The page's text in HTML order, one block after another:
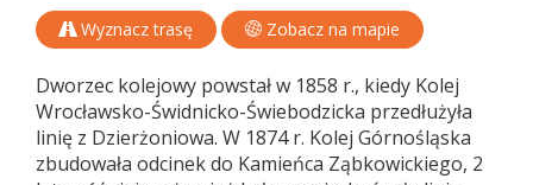
Wyznacz trasę Zobacz na mapie
Dworzec kolejowy powstał w 1858 r., kiedy Kolej
Wrocławsko-Świdnicko-Świebodzicka przedłużyła
linię z Dzierżoniowa. W 1874 r. Kolej Górnośląska
zbudowała odcinek do Kamieńca Ząbkowickiego, 2